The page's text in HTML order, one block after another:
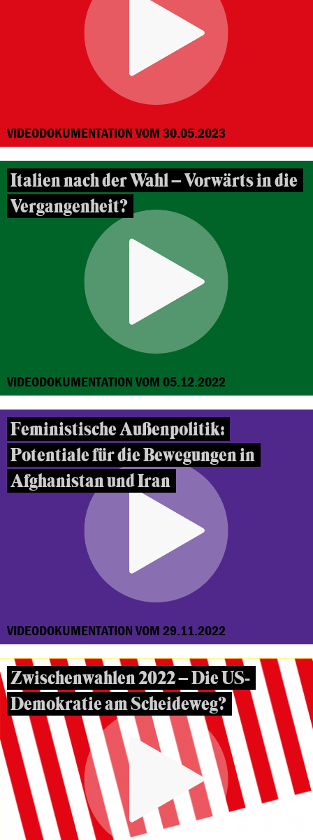
VIDEODOKUMENTATION VOM 30.05.2023
Italien nach der Wahl – Vorwärts in die
Vergangenheit?
VIDEODOKUMENTATION VOM 05.12.2022
Feministische Außenpolitik:
Potentiale für die Bewegungen in
Afghanistan und Iran
VIDEODOKUMENTATION VOM 29.11.2022
Zwischenwahlen 2022 – Die US-
Demokratie am Scheideweg?